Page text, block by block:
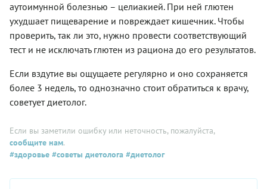
аутоимунной болезнью – целиакией. При ней глютен
ухудшает пищеварение и повреждает кишечник. Чтобы
проверить, так ли это, нужно провести соответствующий
тест и не исключать глютен из рациона до его результатов.
Если вздутие вы ощущаете регулярно и оно сохраняется
более 3 недель, то однозначно стоит обратиться к врачу,
советует диетолог.
Если вы заметили ошибку или неточность, пожалуйста,
сообщите нам.
#здоровье #советы диетолога #диетолог